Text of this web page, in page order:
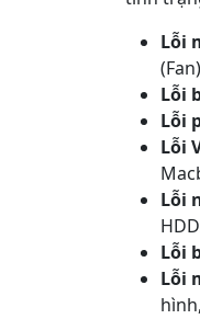
Lỗi
Lỗi
Lỗi
Lỗi
Lỗi
Lỗi
Lỗi